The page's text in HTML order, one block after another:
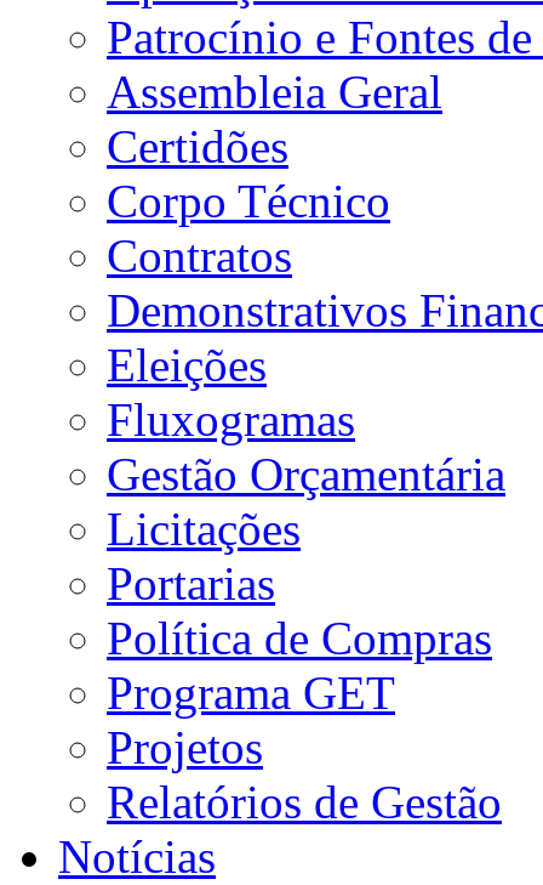
Patrocínio e Fontes de
Assembleia Geral
Certidões
Corpo Técnico
Contratos
Demonstrativos
Eleições
Fluxogramas
Gestão Orçamentária
Licitações
Portarias
Política de Compras
Programa GET
Projetos
Relatórios de Gestão
Notícias